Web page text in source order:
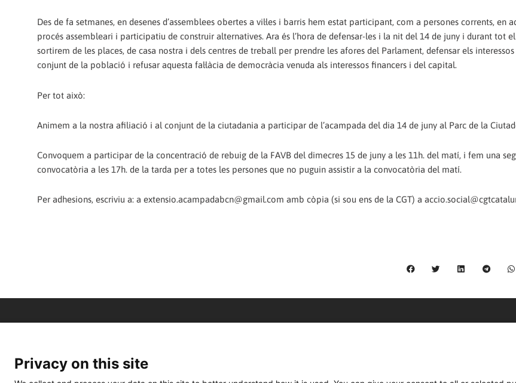
Des de fa setmanes, en desenes d’assemblees obertes a vil·les i barris hem estat participant, com a persones corrents, en
procés assembleari i participatiu de construir alternatives. Ara és l’hora de defensar-les i la nit del 14 de juny i durant tot
sortirem de les places, de casa nostra i dels centres de treball per prendre les afores del Parlament, defensar els interessos
conjunt de la població i refusar aquesta fal·làcia de democràcia venuda als interessos financers i del capital.
Per tot això:
Animem a la nostra afiliació i al conjunt de la ciutadania a participar de l’acampada del dia 14 de juny al Parc de la
Convoquem a participar de la concentració de rebuig de la FAVB del dimecres 15 de juny a les 11h. del matí, i fem una
convocatòria a les 17h. de la tarda per a totes les persones que no puguin assistir a la convocatòria del matí.
Per adhesions, escriviu a: a extensio.acampadabcn@gmail.com amb còpia (si sou ens de la CGT) a
Privacy on this site